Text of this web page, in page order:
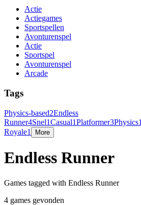
Actie
Actiegames
Sportspellen
Avonturenspel
Actie
Sportspel
Avonturenspel
Arcade
Tags
Physics-based2Endless
Runner4Snel1Casual1Platformer3Physics1
Royale1 More
Endless Runner
Games tagged with Endless Runner
4 games gevonden